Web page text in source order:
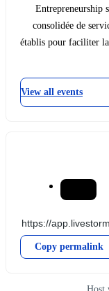
Entrepreneurship
consolidée de
établis pour faciliter
View all events
Copy permalink